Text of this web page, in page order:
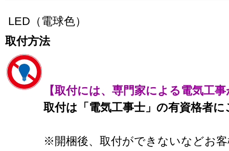
LED（電球色）
取付方法
【取付には、専門家による電気工
取付は「電気工事士」の有資格者
※開梱後、取付ができないなどお